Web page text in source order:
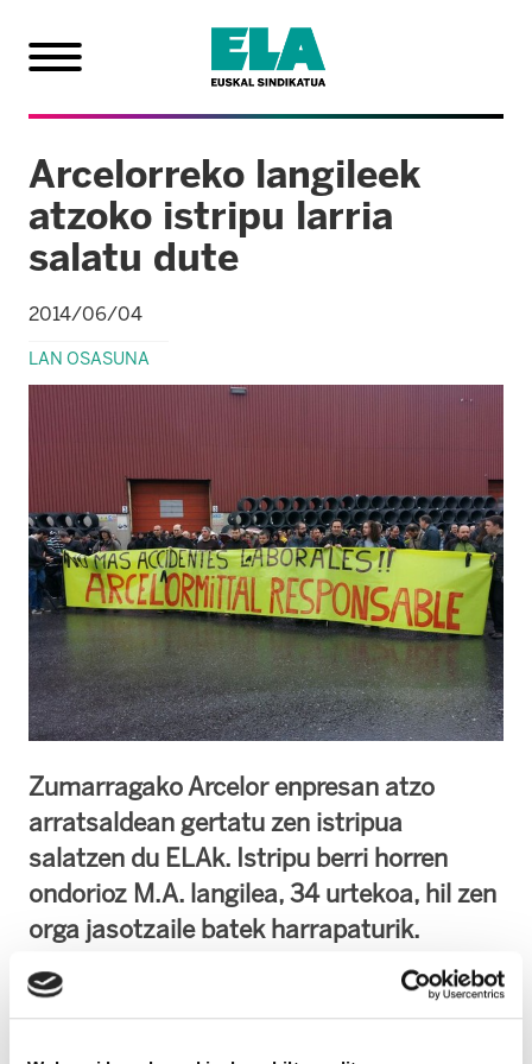
Arcelorreko langileek
atzoko istripu larria
salatu dute
2014/06/04
LAN OSASUNA
Zumarragako Arcelor enpresan atzo
arratsaldean gertatu zen istripua
salatzen du ELAk. Istripu berri horren
ondorioz M.A. langilea, 34 urtekoa, hil zen
orga jasotzaile batek harrapaturik.
Langileek 24 orduko lanuztea egin dute
istripua salatzeko.